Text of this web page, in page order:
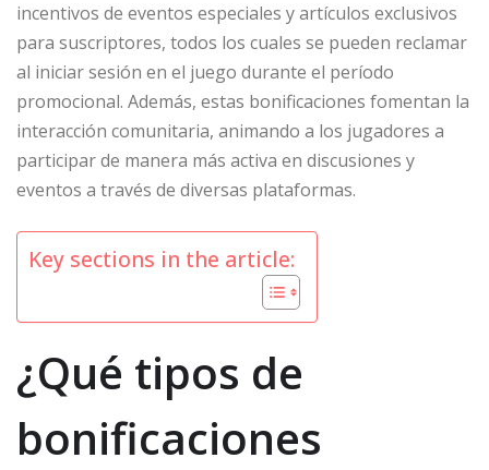
incentivos de eventos especiales y artículos exclusivos
para suscriptores, todos los cuales se pueden reclamar
al iniciar sesión en el juego durante el período
promocional. Además, estas bonificaciones fomentan la
interacción comunitaria, animando a los jugadores a
participar de manera más activa en discusiones y
eventos a través de diversas plataformas.
Key sections in the article:
¿Qué tipos de
bonificaciones